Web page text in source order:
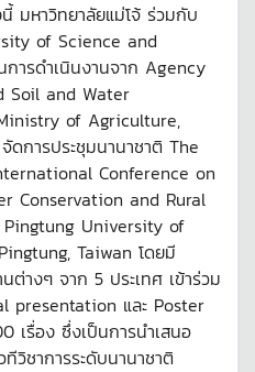
มหาวิทยาลัยแม่โจ้ ร่วมกับ
of Science and
ารดำเนินงานจาก Agency
Soil and Water
of Agriculture,
การประชุมนานาชาติ The
Conference on
Conservation and Rural
University of
Taiwan โดยมี
ต่างๆ จาก 5 ประเทศ เข้าร่วม
presentation และ Poster
เรื่อง ซึ่งเป็นการนำเสนอ
วิชาการระดับนานาชาติ